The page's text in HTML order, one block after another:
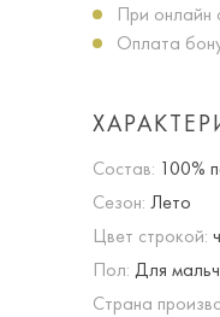
При онлайн
Оплата
Состав: 100%
Сезон: Лето
Цвет строкой:
Пол: Для
Страна